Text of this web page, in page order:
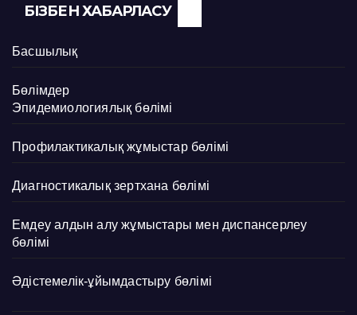
БІЗБЕН ХАБАРЛАСУ
Басшылық
Бөлімдер
Эпидемиологиялық бөлімі
Профилактикалық жұмыстар бөлімі
Диагностикалық зертхана бөлімі
Емдеу алдын алу жұмыстары мен диспансерлеу
бөлімі
Әдістемелік-ұйымдастыру бөлімі